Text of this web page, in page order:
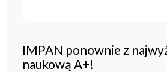
IMPAN ponownie z
naukową A+!